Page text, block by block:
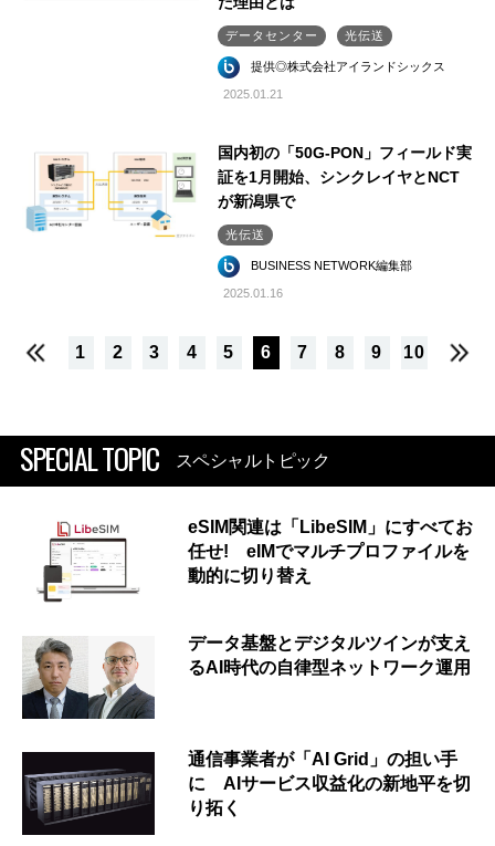
データセンター 光伝送
提供◎株式会社アイランドシックス
2025.01.21
国内初の「50G-PON」フィールド実
証を1月開始、シンクレイヤとNCT
が新潟県で
光伝送
BUSINESS NETWORK編集部
2025.01.16
1 2 3 4 5 6 7 8 9 10
SPECIAL TOPIC スペシャルトピック
eSIM関連は「LibeSIM」にすべてお
任せ! eIMでマルチプロファイルを
動的に切り替え
データ基盤とデジタルツインが支え
るAI時代の自律型ネットワーク運用
通信事業者が「AI Grid」の担い手
に AIサービス収益化の新地平を切
り拓く